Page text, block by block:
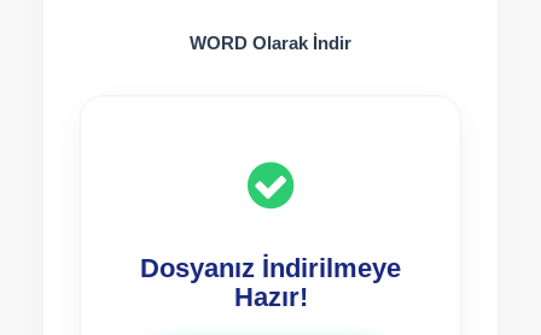
WORD Olarak İndir
Dosyanız İndirilmeye
Hazır!